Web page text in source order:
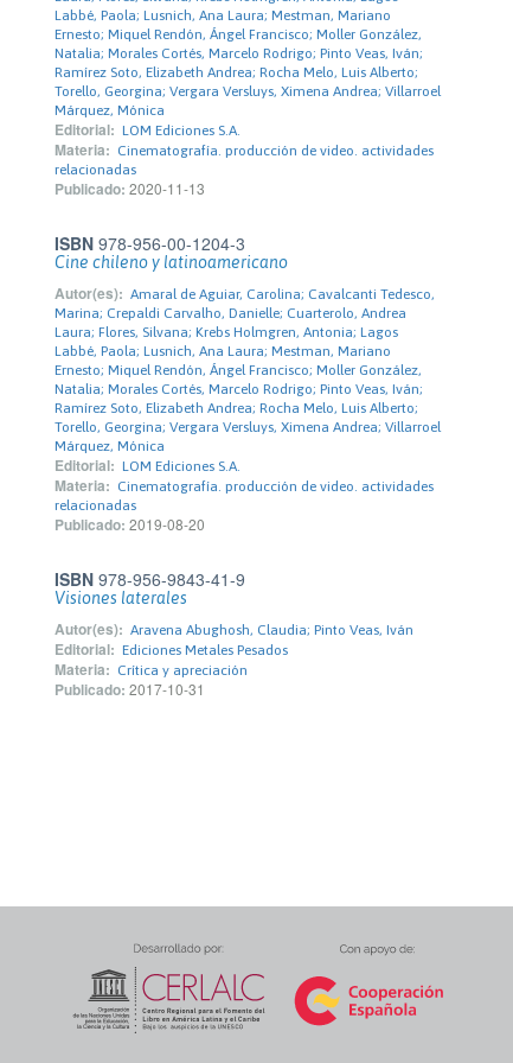
Labbé, Paola; Lusnich, Ana Laura; Mestman, Mariano
Ernesto; Miquel Rendón, Ángel Francisco; Moller González,
Natalia; Morales Cortés, Marcelo Rodrigo; Pinto Veas, Iván;
Ramírez Soto, Elizabeth Andrea; Rocha Melo, Luis Alberto;
Torello, Georgina; Vergara Versluys, Ximena Andrea; Villarroel
Márquez, Mónica
Editorial: LOM Ediciones S.A.
Materia: Cinematografía. producción de video. actividades
relacionadas
Publicado: 2020-11-13
ISBN 978-956-00-1204-3
Cine chileno y latinoamericano
Autor(es): Amaral de Aguiar, Carolina; Cavalcanti Tedesco,
Marina; Crepaldi Carvalho, Danielle; Cuarterolo, Andrea
Laura; Flores, Silvana; Krebs Holmgren, Antonia; Lagos
Labbé, Paola; Lusnich, Ana Laura; Mestman, Mariano
Ernesto; Miquel Rendón, Ángel Francisco; Moller González,
Natalia; Morales Cortés, Marcelo Rodrigo; Pinto Veas, Iván;
Ramírez Soto, Elizabeth Andrea; Rocha Melo, Luis Alberto;
Torello, Georgina; Vergara Versluys, Ximena Andrea; Villarroel
Márquez, Mónica
Editorial: LOM Ediciones S.A.
Materia: Cinematografía. producción de video. actividades
relacionadas
Publicado: 2019-08-20
ISBN 978-956-9843-41-9
Visiones laterales
Autor(es): Aravena Abughosh, Claudia; Pinto Veas, Iván
Editorial: Ediciones Metales Pesados
Materia: Crítica y apreciación
Publicado: 2017-10-31